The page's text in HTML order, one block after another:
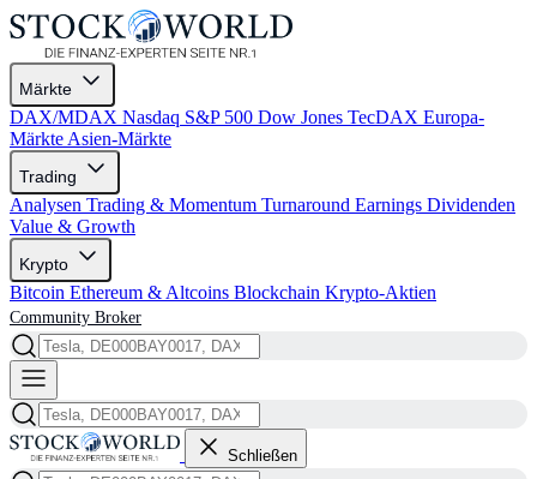
Märkte
DAX/MDAX Nasdaq S&P 500 Dow Jones TecDAX Europa-
Märkte Asien-Märkte
Trading
Analysen Trading & Momentum Turnaround Earnings Dividenden
Value & Growth
Krypto
Bitcoin Ethereum & Altcoins Blockchain Krypto-Aktien
Community Broker
Schließen